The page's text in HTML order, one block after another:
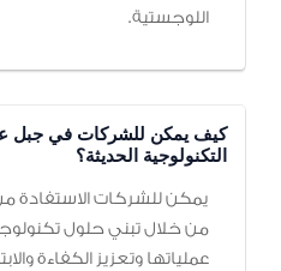
اللوجستية.
كيف يمكن للشركات في جبل
التكنولوجية الحديثة؟
يمكن للشركات الاستفادة
من خلال تبني حلول
عملياتها وتعزيز الكفاءة